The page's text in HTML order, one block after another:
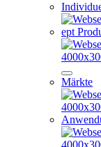
ept
Märkte